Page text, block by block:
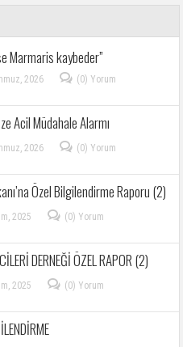
Marmaris kaybeder”
2026 (0) Yorum
Acil Müdahale Alarmı
2026 (0) Yorum
Özel Bilgilendirme Raporu (2)
2025 (0) Yorum
DERNEĞİ ÖZEL RAPOR (2)
2025 (0) Yorum